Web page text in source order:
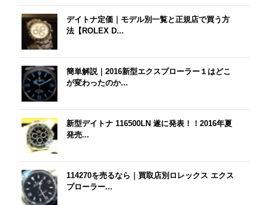
デイトナ定価｜モデル別一覧と正規店で買う方
法【ROLEX D...
簡単解説｜2016新型エクスプローラー１はどこ
が変わったのか...
新型デイトナ 116500LN 遂に発表！！2016年夏
発売...
114270を売るなら｜買取店別ロレックス エクス
プローラー...